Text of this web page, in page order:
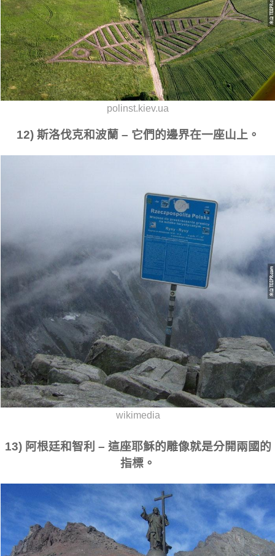
polinst.kiev.ua
12) 斯洛伐克和波蘭 – 它們的邊界在一座山上。
wikimedia
13) 阿根廷和智利 – 這座耶穌的雕像就是分開兩國的
指標。